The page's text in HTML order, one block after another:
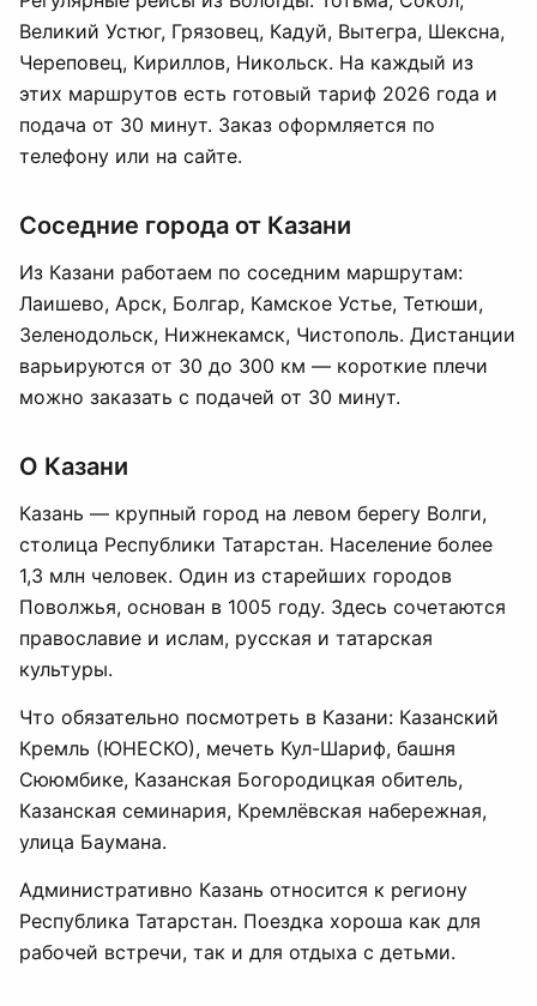
Великий Устюг, Грязовец, Кадуй, Вытегра, Шексна,
Череповец, Кириллов, Никольск. На каждый из
этих маршрутов есть готовый тариф 2026 года и
подача от 30 минут. Заказ оформляется по
телефону или на сайте.
Соседние города от Казани
Из Казани работаем по соседним маршрутам:
Лаишево, Арск, Болгар, Камское Устье, Тетюши,
Зеленодольск, Нижнекамск, Чистополь. Дистанции
варьируются от 30 до 300 км — короткие плечи
можно заказать с подачей от 30 минут.
О Казани
Казань — крупный город на левом берегу Волги,
столица Республики Татарстан. Население более
1,3 млн человек. Один из старейших городов
Поволжья, основан в 1005 году. Здесь сочетаются
православие и ислам, русская и татарская
культуры.
Что обязательно посмотреть в Казани: Казанский
Кремль (ЮНЕСКО), мечеть Кул-Шариф, башня
Сююмбике, Казанская Богородицкая обитель,
Казанская семинария, Кремлёвская набережная,
улица Баумана.
Административно Казань относится к региону
Республика Татарстан. Поездка хороша как для
рабочей встречи, так и для отдыха с детьми.